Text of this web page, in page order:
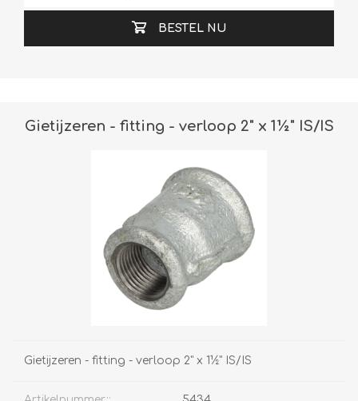
BESTEL NU
Gietijzeren - fitting - verloop 2" x 1½" IS/IS
Gietijzeren - fitting - verloop 2" x 1½" IS/IS